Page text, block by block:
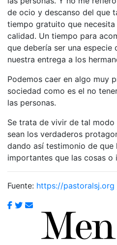
de ocio y descanso del que
tiempo gratuito que
calidad. Un tiempo para
que debería ser una especie
nuestra entrega a los
Podemos caer en algo muy
sociedad como es el no
las personas.
Se trata de vivir de tal
sean los verdaderos
dando así testimonio de que
importantes que las cosas o
Fuente: https://pastoralsj.org